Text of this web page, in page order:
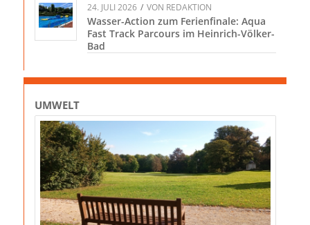
24. JULI 2026 / VON REDAKTION
Wasser-Action zum Ferienfinale: Aqua
Fast Track Parcours im Heinrich-Völker-
Bad
UMWELT